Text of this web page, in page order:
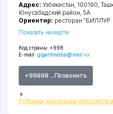
Код страны: +998
E-mail: gigantmedia@mail.ru
+99898 ...Позвонить
Рубрики, к которым относится
Адрес: Узбекистан, 100190,
Юнусабадский район , 5А
Ориентир: ресторан "БИЛЛУР
Показать на карте